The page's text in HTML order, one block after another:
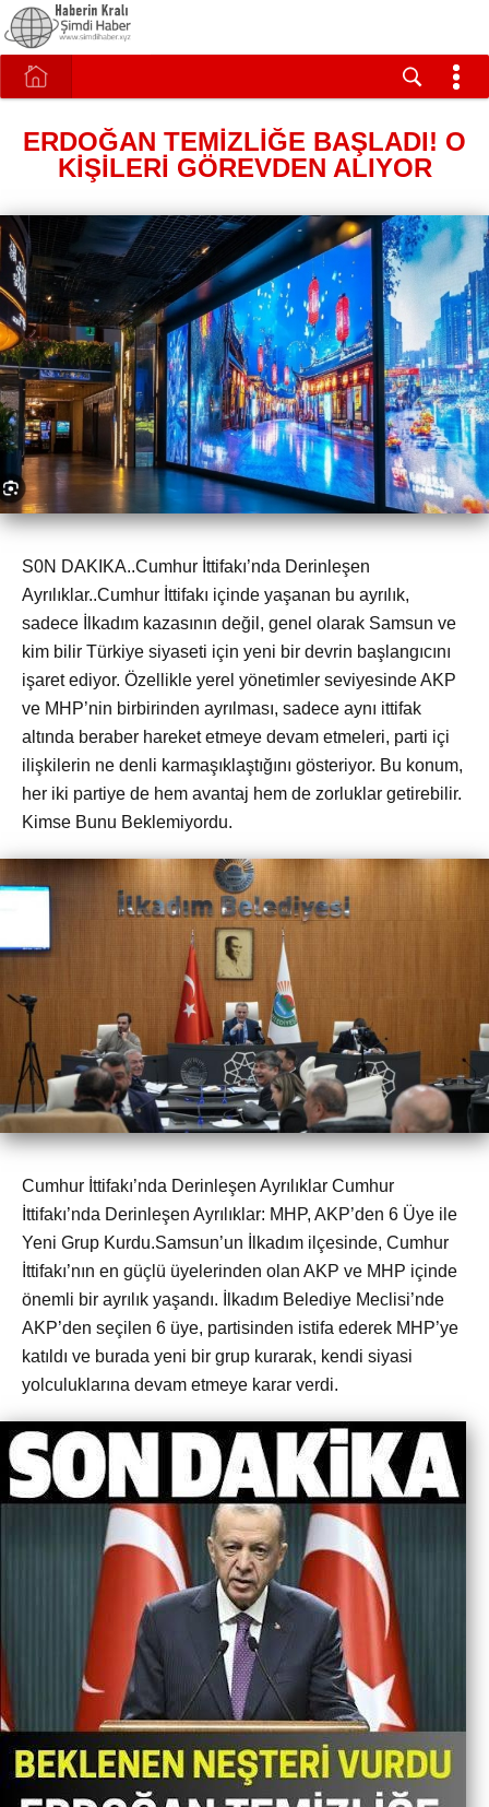
ERDOĞAN TEMİZLİĞE BAŞLADI! O
KİŞİLERİ GÖREVDEN ALIYOR
S0N DAKIKA..Cumhur İttifakı’nda Derinleşen
Ayrılıklar..Cumhur İttifakı içinde yaşanan bu ayrılık,
sadece İlkadım kazasının değil, genel olarak Samsun ve
kim bilir Türkiye siyaseti için yeni bir devrin başlangıcını
işaret ediyor. Özellikle yerel yönetimler seviyesinde AKP
ve MHP’nin birbirinden ayrılması, sadece aynı ittifak
altında beraber hareket etmeye devam etmeleri, parti içi
ilişkilerin ne denli karmaşıklaştığını gösteriyor. Bu konum,
her iki partiye de hem avantaj hem de zorluklar getirebilir.
Kimse Bunu Beklemiyordu.
Cumhur İttifakı’nda Derinleşen Ayrılıklar Cumhur
İttifakı’nda Derinleşen Ayrılıklar: MHP, AKP’den 6 Üye ile
Yeni Grup Kurdu.Samsun’un İlkadım ilçesinde, Cumhur
İttifakı’nın en güçlü üyelerinden olan AKP ve MHP içinde
önemli bir ayrılık yaşandı. İlkadım Belediye Meclisi’nde
AKP’den seçilen 6 üye, partisinden istifa ederek MHP’ye
katıldı ve burada yeni bir grup kurarak, kendi siyasi
yolculuklarına devam etmeye karar verdi.